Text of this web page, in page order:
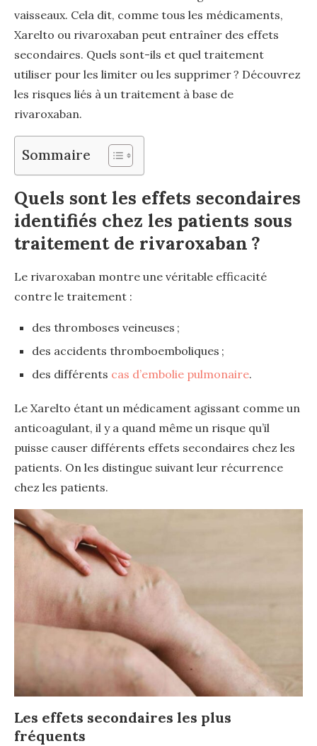
vaisseaux. Cela dit, comme tous les médicaments,
Xarelto ou rivaroxaban peut entraîner des effets
secondaires. Quels sont-ils et quel traitement
utiliser pour les limiter ou les supprimer ? Découvrez
les risques liés à un traitement à base de
rivaroxaban.
Sommaire
Quels sont les effets secondaires
identifiés chez les patients sous
traitement de rivaroxaban ?
Le rivaroxaban montre une véritable efficacité
contre le traitement :
des thromboses veineuses ;
des accidents thromboemboliques ;
des différents cas d’embolie pulmonaire.
Le Xarelto étant un médicament agissant comme un
anticoagulant, il y a quand même un risque qu’il
puisse causer différents effets secondaires chez les
patients. On les distingue suivant leur récurrence
chez les patients.
Les effets secondaires les plus
fréquents